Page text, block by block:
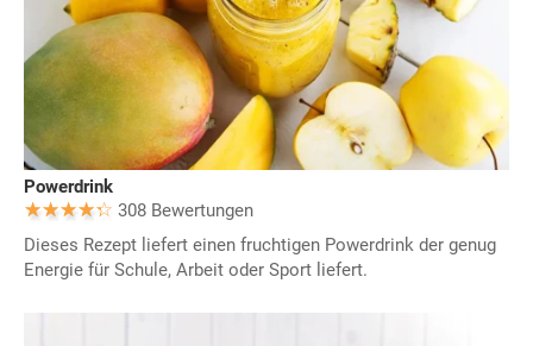
Powerdrink
308 Bewertungen
Dieses Rezept liefert einen fruchtigen Powerdrink der genug
Energie für Schule, Arbeit oder Sport liefert.